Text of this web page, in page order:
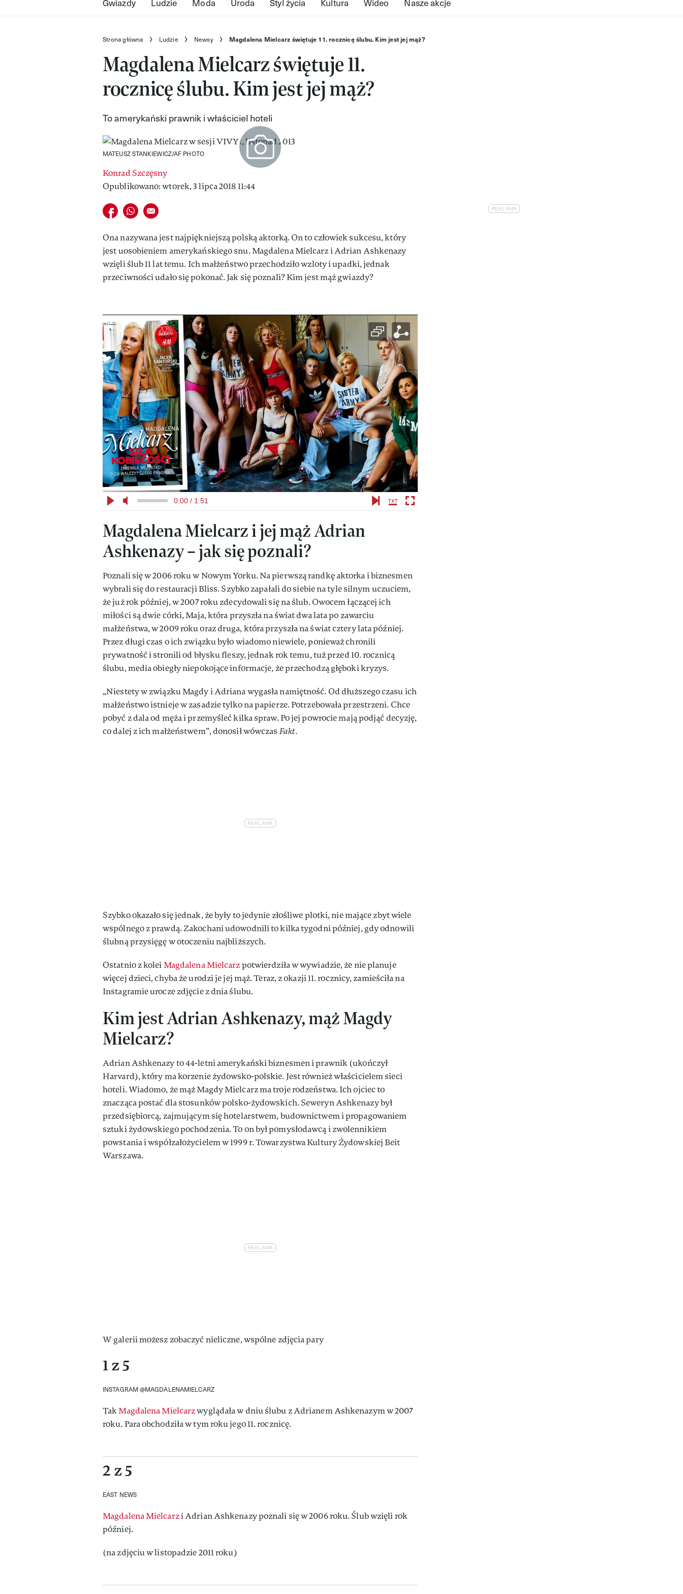
Strona główna Ludzie Newsy Magdalena Mielcarz świętuje 11. rocznicę ślubu. Kim jest jej mąż?
Magdalena Mielcarz świętuje 11.
rocznicę ślubu. Kim jest jej mąż?
To amerykański prawnik i właściciel hoteli
MATEUSZ STANKIEWICZ/AF PHOTO
Konrad Szczęsny
Opublikowano: wtorek, 3 lipca 2018 11:44
Udostępnij na facebook
Udostępnij na whatsapp
E-mail do przyjaciela
Ona nazywana jest najpiękniejszą polską aktorką. On to człowiek sukcesu, który
jest uosobieniem amerykańskiego snu. Magdalena Mielcarz i Adrian Ashkenazy
wzięli ślub 11 lat temu. Ich małżeństwo przechodziło wzloty i upadki, jednak
przeciwności udało się pokonać. Jak się poznali? Kim jest mąż gwiazdy?
0:00 / 1:51
Magdalena Mielcarz i jej mąż Adrian
Ashkenazy – jak się poznali?
Poznali się w 2006 roku w Nowym Yorku. Na pierwszą randkę aktorka i biznesmen
wybrali się do restauracji Bliss. Szybko zapałali do siebie na tyle silnym uczuciem,
że już rok później, w 2007 roku zdecydowali się na ślub. Owocem łączącej ich
miłości są dwie córki, Maja, która przyszła na świat dwa lata po zawarciu
małżeństwa, w 2009 roku oraz druga, która przyszła na świat cztery lata później.
Przez długi czas o ich związku było wiadomo niewiele, ponieważ chronili
prywatność i stronili od błysku fleszy, jednak rok temu, tuż przed 10. rocznicą
ślubu, media obiegły niepokojące informacje, że przechodzą głęboki kryzys.
„Niestety w związku Magdy i Adriana wygasła namiętność. Od dłuższego czasu ich
małżeństwo istnieje w zasadzie tylko na papierze. Potrzebowała przestrzeni. Chce
pobyć z dala od męża i przemyśleć kilka spraw. Po jej powrocie mają podjąć decyzję,
co dalej z ich małżeństwem”, donosił wówczasFakt.
Szybko okazało się jednak, że były to jedynie złośliwe plotki, nie mające zbyt wiele
wspólnego z prawdą. Zakochani udowodnili to kilka tygodni później, gdy odnowili
ślubną przysięgę w otoczeniu najbliższych.
Ostatnio z koleiMagdalena Mielcarzpotwierdziła w wywiadzie, że nie planuje
więcej dzieci, chyba że urodzi je jej mąż. Teraz, z okazji 11. rocznicy, zamieściła na
Instagramie urocze zdjęcie z dnia ślubu.
Kim jest Adrian Ashkenazy, mąż Magdy
Mielcarz?
Adrian Ashkenazy to 44-letni amerykański biznesmen i prawnik (ukończył
Harvard), który ma korzenie żydowsko-polskie. Jest również właścicielem sieci
hoteli. Wiadomo, że mąż Magdy Mielcarz ma troje rodzeństwa. Ich ojciec to
znacząca postać dla stosunków polsko-żydowskich. Seweryn Ashkenazy był
przedsiębiorcą, zajmującym się hotelarstwem, budownictwem i propagowaniem
sztuki żydowskiego pochodzenia. To on był pomysłodawcą i zwolennikiem
powstania i współzałożycielem w 1999 r. Towarzystwa Kultury Żydowskiej Beit
Warszawa.
W galerii możesz zobaczyć nieliczne, wspólne zdjęcia pary
1 z 5
INSTAGRAM @MAGDALENAMIELCARZ
TakMagdalena Mielcarzwyglądała w dniu ślubu z Adrianem Ashkenazym w 2007
roku. Para obchodziła w tym roku jego 11. rocznicę.
2 z 5
EAST NEWS
Magdalena Mielcarzi Adrian Ashkenazy poznali się w 2006 roku. Ślub wzięli rok
później.
(na zdjęciu w listopadzie 2011 roku)